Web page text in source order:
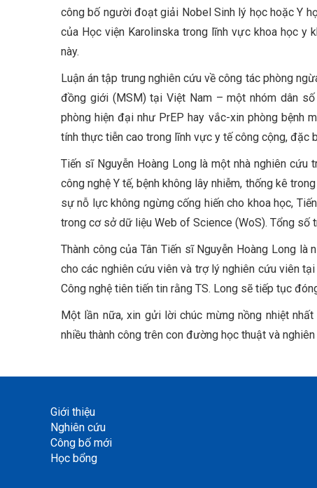
công bố người đoạt giải Nobel Sinh lý học hoặc Y
của Học viện Karolinska trong lĩnh vực khoa học y
này.
Luận án tập trung nghiên cứu về công tác phòng
đồng giới (MSM) tại Việt Nam – một nhóm dân
phòng hiện đại như PrEP hay vắc-xin phòng bệnh
tính thực tiễn cao trong lĩnh vực y tế công cộng, đặc
Tiến sĩ Nguyễn Hoàng Long là một nhà nghiên
công nghệ Y tế, bệnh không lây nhiễm, thống kê
sự nỗ lực không ngừng cống hiến cho khoa học,
trong cơ sở dữ liệu Web of Science (WoS). Tổng
Thành công của Tân Tiến sĩ Nguyễn Hoàng Long
cho các nghiên cứu viên và trợ lý nghiên cứu viên
Công nghệ tiên tiến tin rằng TS. Long sẽ tiếp tục
Một lần nữa, xin gửi lời chúc mừng nồng nhiệt
nhiều thành công trên con đường học thuật và
Giới thiệu
Nghiên cứu
Công bố mới
Học bổng